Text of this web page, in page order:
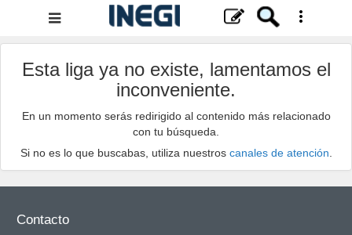
Menú
de
navegación
Esta liga ya no existe, lamentamos el
inconveniente.
En un momento serás redirigido al contenido más relacionado
con tu búsqueda.
Si no es lo que buscabas, utiliza nuestros canales de atención
Contacto